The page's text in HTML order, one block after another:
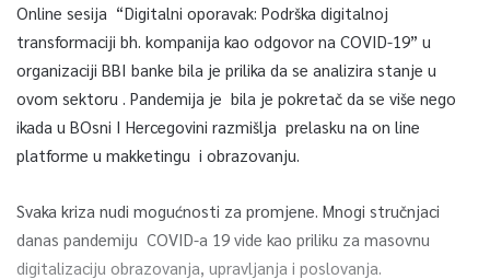
Online sesija “Digitalni oporavak: Podrška digitalnoj
transformaciji bh. kompanija kao odgovor na COVID-19” u
organizaciji BBI banke bila je prilika da se analizira stanje u
ovom sektoru . Pandemija je bila je pokretač da se više nego
ikada u BOsni I Hercegovini razmišlja prelasku na on line
platforme u makketingu i obrazovanju.
Svaka kriza nudi mogućnosti za promjene. Mnogi stručnjaci
danas pandemiju COVID-a 19 vide kao priliku za masovnu
digitalizaciju obrazovanja, upravljanja i poslovanja.